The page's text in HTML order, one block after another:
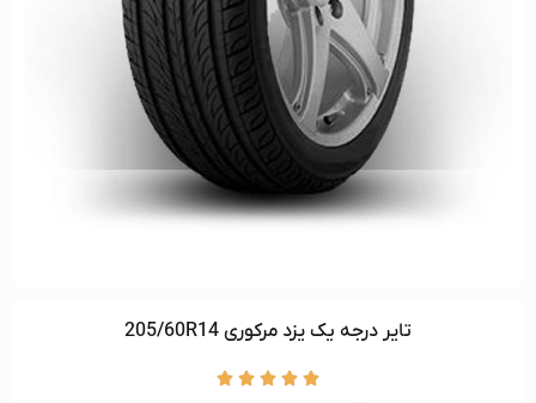
تایر درجه یک یزد مرکوری 205/60R14




